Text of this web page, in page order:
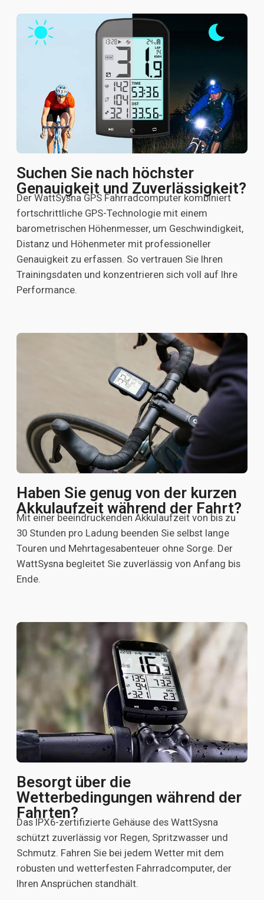
Suchen Sie nach höchster
Genauigkeit und Zuverlässigkeit?
Der WattSysna GPS Fahrradcomputer kombiniert
fortschrittliche GPS-Technologie mit einem
barometrischen Höhenmesser, um Geschwindigkeit,
Distanz und Höhenmeter mit professioneller
Genauigkeit zu erfassen. So vertrauen Sie Ihren
Trainingsdaten und konzentrieren sich voll auf Ihre
Performance.
Haben Sie genug von der kurzen
Akkulaufzeit während der Fahrt?
Mit einer beeindruckenden Akkulaufzeit von bis zu
30 Stunden pro Ladung beenden Sie selbst lange
Touren und Mehrtagesabenteuer ohne Sorge. Der
WattSysna begleitet Sie zuverlässig von Anfang bis
Ende.
Besorgt über die
Wetterbedingungen während der
Fahrten?
Das IPX6-zertifizierte Gehäuse des WattSysna
schützt zuverlässig vor Regen, Spritzwasser und
Schmutz. Fahren Sie bei jedem Wetter mit dem
robusten und wetterfesten Fahrradcomputer, der
Ihren Ansprüchen standhält.